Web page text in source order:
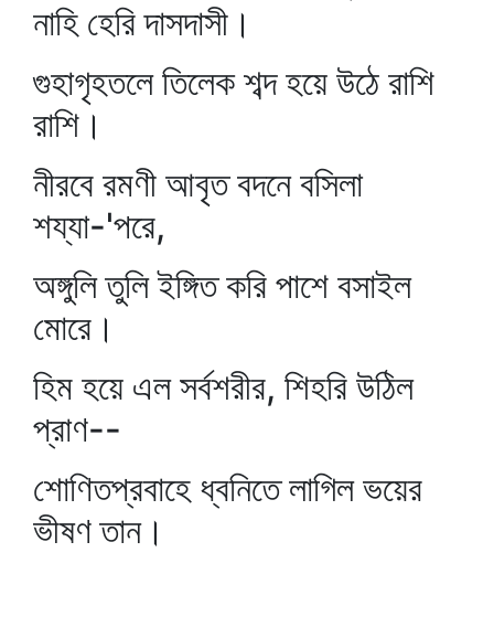
নাহি হেরি দাসদাসী।
গুহাগৃহতলে তিলেক শব্দ হয়ে উঠে রাশি
রাশি।
নীরবে রমণী আবৃত বদনে বসিলা
শয্যা-'পরে,
অঙ্গুলি তুলি ইঙ্গিত করি পাশে বসাইল
মোরে।
হিম হয়ে এল সর্বশরীর, শিহরি উঠিল
প্রাণ--
শোণিতপ্রবাহে ধ্বনিতে লাগিল ভয়ের
ভীষণ তান।